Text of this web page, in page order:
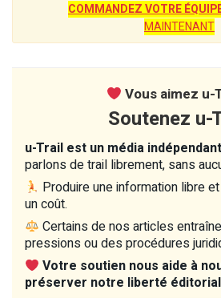
COMMANDEZ VOTRE
MAINTENANT
Vous aimez u-
Soutenez u-
u-Trail est un média
parlons de trail librement, sans
Produire une information libre
un coût.
Certains de nos articles
pressions ou des procédures
Votre soutien nous aide à
préserver notre liberté